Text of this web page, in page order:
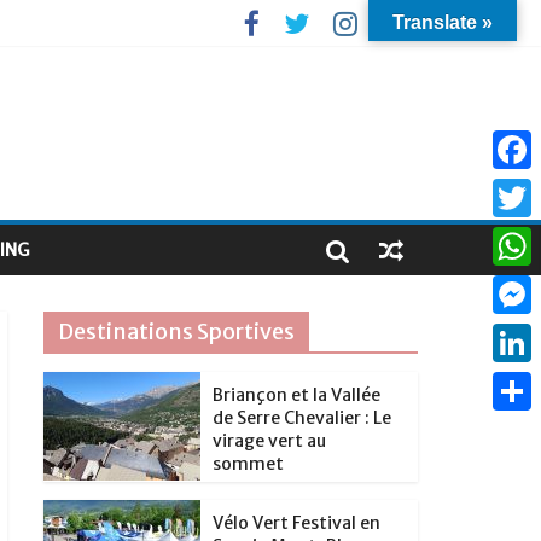
Destinations Sportives
Briançon et la Vallée
de Serre Chevalier : Le
virage vert au
sommet
Vélo Vert Festival en
F
a
c
e
b
o
T
w
i
t
W
h
a
t
M
e
s
L
Translate »